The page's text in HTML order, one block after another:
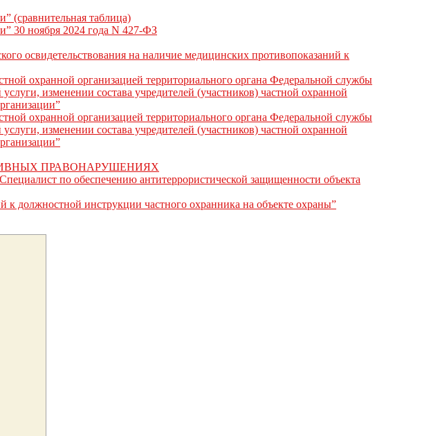
(сравнительная таблица)
30 ноября 2024 года N 427-ФЗ
освидетельствования на наличие медицинских противопоказаний к
охранной организацией территориального органа Федеральной службы
изменении состава учредителей (участников) частной охранной
охранной организацией территориального органа Федеральной службы
изменении состава учредителей (участников) частной охранной
ПРАВОНАРУШЕНИЯХ
по обеспечению антитеррористической защищенности объекта
должностной инструкции частного охранника на объекте охраны”